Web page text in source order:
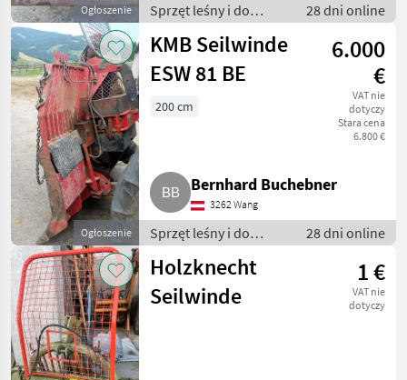
Ogłoszenie
Sprzęt leśny i do
obróbki drewna /
Wciągarki linowe
28 dni online
Ogłoszenie
KMB Seilwinde
ESW 81 BE
6.000
€
VAT nie
dotyczy
Stara cena
6.800 €
200 cm
Bernhard Buchebner
3262 Wang
Sprzęt leśny i do
obróbki drewna /
Wciągarki linowe
28 dni online
Holzknecht
Seilwinde
1 €
VAT nie
dotyczy